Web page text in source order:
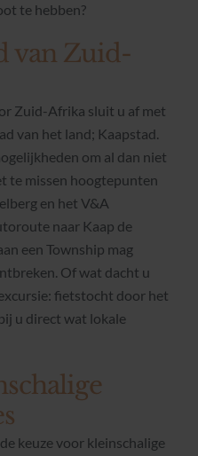
te hebben?
van Zuid-
Zuid-Afrika sluit u af met
van het land; Kaapstad.
om al dan niet
te missen hoogtepunten
en het V&A
naar Kaap de
een Township mag
Of wat dacht u
fietstocht door het
u direct wat lokale
keuze voor kleinschalige